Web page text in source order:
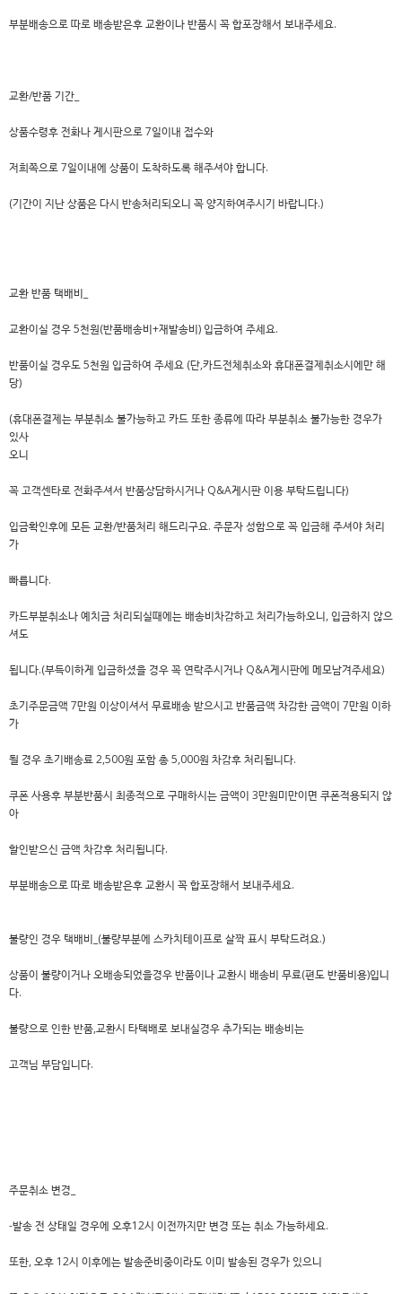
부분배송으로 따로 배송받은후 교환이나 반품시 꼭 합포장해서 보내주세요.
교환/반품 기간_
상품수령후 전화나 게시판으로 7일이내 접수와
저희쪽으로 7일이내에 상품이 도착하도록 해주셔야 합니다.
(기간이 지난 상품은 다시 반송처리되오니 꼭 양지하여주시기 바랍니다.)
교환 반품 택배비_
교환이실 경우 5천원(반품배송비+재발송비) 입금하여 주세요.
반품이실 경우도 5천원 입금하여 주세요 (단,카드전체취소와 휴대폰결제취소시에만 해
당)
(휴대폰결제는 부분취소 불가능하고 카드 또한 종류에 따라 부분취소 불가능한 경우가
있사
오니
꼭 고객센타로 전화주셔서 반품상담하시거나 Q&A게시판 이용 부탁드립니다)
입금확인후에 모든 교환/반품처리 해드리구요. 주문자 성함으로 꼭 입금해 주셔야 처리
가
빠릅니다.
카드부분취소나 예치금 처리되실때에는 배송비차감하고 처리가능하오니, 입금하지 않으
셔도
됩니다.(부득이하게 입금하셨을 경우 꼭 연락주시거나 Q&A게시판에 메모남겨주세요)
초기주문금액 7만원 이상이셔서 무료배송 받으시고 반품금액 차감한 금액이 7만원 이하
가
될 경우 초기배송료 2,500원 포함 총 5,000원 차감후 처리됩니다.
쿠폰 사용후 부분반품시 최종적으로 구매하시는 금액이 3만원미만이면 쿠폰적용되지 않
아
할인받으신 금액 차감후 처리됩니다.
부분배송으로 따로 배송받은후 교환시 꼭 합포장해서 보내주세요.
불량인 경우 택배비_(불량부분에 스카치테이프로 살짝 표시 부탁드려요.)
상품이 불량이거나 오배송되었을경우 반품이나 교환시 배송비 무료(편도 반품비용)입니
다.
불량으로 인한 반품,교환시 타택배로 보내실경우 추가되는 배송비는
고객님 부담입니다.
주문취소 변경_
-발송 전 상태일 경우에 오후12시 이전까지만 변경 또는 취소 가능하세요.
또한, 오후 12시 이후에는 발송준비중이라도 이미 발송된 경우가 있으니